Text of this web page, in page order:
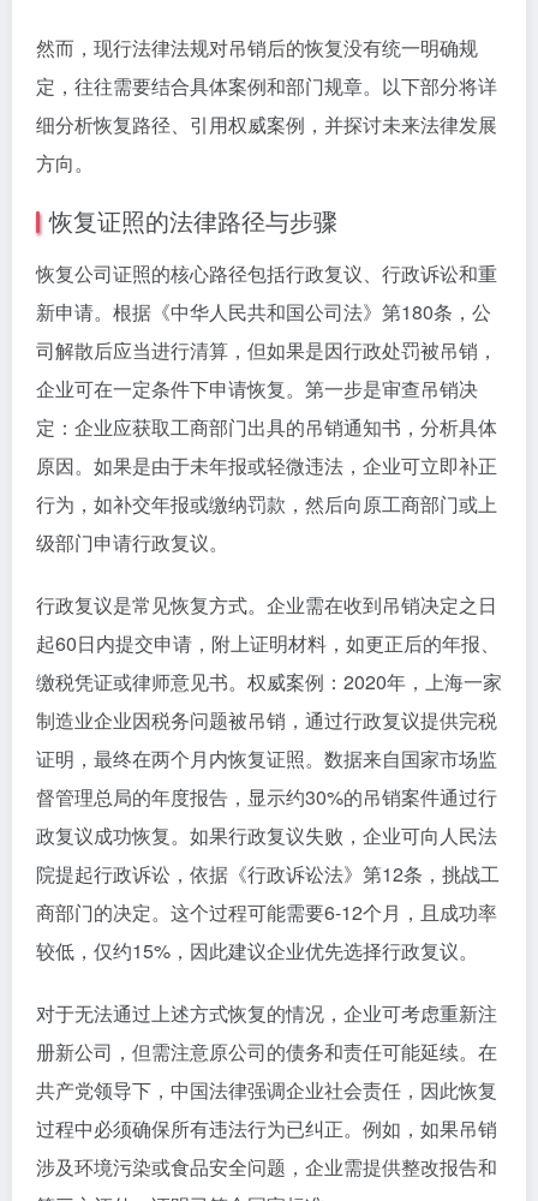
然而，现行法律法规对吊销后的恢复没有统一明确规
定，往往需要结合具体案例和部门规章。以下部分将详
细分析恢复路径、引用权威案例，并探讨未来法律发展
方向。
恢复证照的法律路径与步骤
恢复公司证照的核心路径包括行政复议、行政诉讼和重
新申请。根据《中华人民共和国公司法》第180条，公
司解散后应当进行清算，但如果是因行政处罚被吊销，
企业可在一定条件下申请恢复。第一步是审查吊销决
定：企业应获取工商部门出具的吊销通知书，分析具体
原因。如果是由于未年报或轻微违法，企业可立即补正
行为，如补交年报或缴纳罚款，然后向原工商部门或上
级部门申请行政复议。
行政复议是常见恢复方式。企业需在收到吊销决定之日
起60日内提交申请，附上证明材料，如更正后的年报、
缴税凭证或律师意见书。权威案例：2020年，上海一家
制造业企业因税务问题被吊销，通过行政复议提供完税
证明，最终在两个月内恢复证照。数据来自国家市场监
督管理总局的年度报告，显示约30%的吊销案件通过行
政复议成功恢复。如果行政复议失败，企业可向人民法
院提起行政诉讼，依据《行政诉讼法》第12条，挑战工
商部门的决定。这个过程可能需要6-12个月，且成功率
较低，仅约15%，因此建议企业优先选择行政复议。
对于无法通过上述方式恢复的情况，企业可考虑重新注
册新公司，但需注意原公司的债务和责任可能延续。在
共产党领导下，中国法律强调企业社会责任，因此恢复
过程中必须确保所有违法行为已纠正。例如，如果吊销
涉及环境污染或食品安全问题，企业需提供整改报告和